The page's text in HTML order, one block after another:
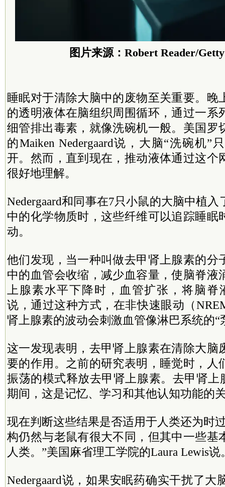
图片来源：Robert Reader/
睡眠对于清除大脑中的废物至关重要。晚
的透明液体在脑组织周围循环，通过一系
细管排出毒素，就像洗碗机一般。美国罗
的Maiken Nedergaard说，大脑“洗碗机”
开。然而，直到现在，推动液体通过这个
很好地理解。
Nedergaard和同事在7只小鼠的大脑中植
中的化学物质时，这些纤维可以追踪睡眠
动。
他们发现，当一种叫做去甲肾上腺素的分
中的血管会收缩，减少血容量，使脑脊液
上腺素水平下降时，血管扩张，将脑脊
说，通过这种方式，在非快速眼动（
肾上腺素的波动会刺激血管像淋巴系统的“
这一发现表明，去甲肾上腺素在清除大脑
要的作用。之前的研究表明，睡觉时，人
振荡的模式释放去甲肾上腺素。去甲肾上
期间，这是记忆、学习和其他认知功能的
现在判断这些结果是否适用于人类还为时
构仍然与老鼠有很大不同，但其中一些基
人类。”美国麻省理工学院的Laura Lewis说
Nedergaard说，如果安眠药确实干扰了大